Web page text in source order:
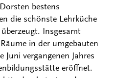
bestens
die schönste Lehrküche
Insgesamt
in der umgebauten
Juni vergangenen Jahres
eröffnet.